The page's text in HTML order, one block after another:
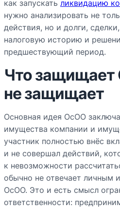
как запускать ликвидацию
нужно анализировать не
действия, но и долги,
налоговую историю и
предшествующий период.
Что защищает
не защищает
Основная идея ОсОО
имущества компании и
участник полностью внёс
и не совершал действий,
к невозможности
обычно не отвечает личным
ОсОО. Это и есть смысл
ответственности: